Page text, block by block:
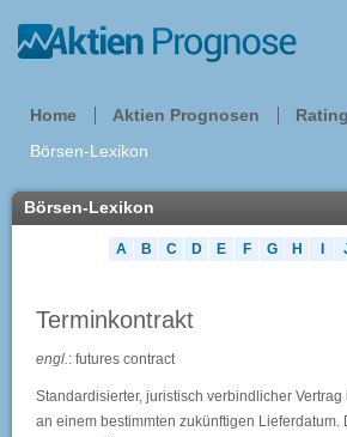
Home Aktien Prognosen
Börsen-Lexikon
Börsen-Lexikon
A B C D E F G H
Terminkontrakt
engl.: futures contract
Standardisierter, juristisch verbindlicher
an einem bestimmten zukünftigen